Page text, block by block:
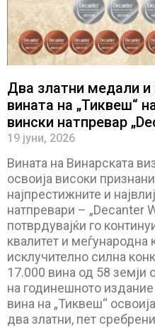
Два златни медали и
вината на „Тиквеш“
вински натпревар
19 јуни, 2026
Вината на Винарската
освоија високи
најпрестижните и
натпревари – „Decanter
потврдувајќи го
квалитет и меѓународна
исклучително силна
17.000 вина од 58 земји
на годинешното издание
вина на „Тиквеш“
два златни, пет